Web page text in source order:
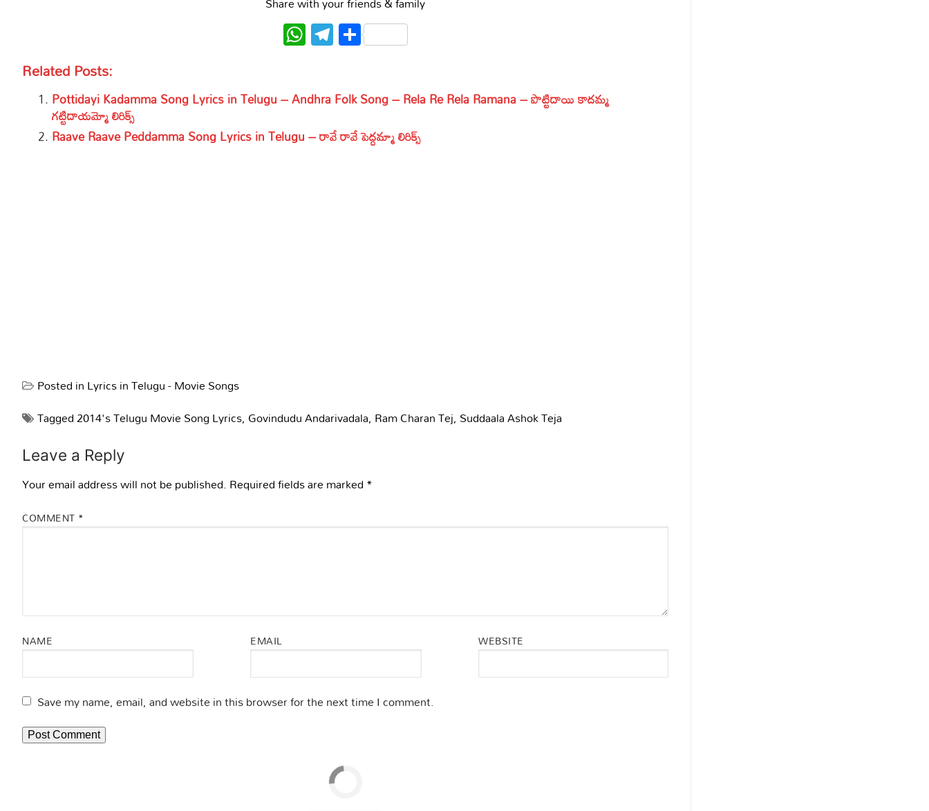
WhatsApp
Telegram
Share
Related Posts:
Pottidayi Kadamma Song Lyrics in Telugu – Andhra Folk Song – Rela Re Rela Ramana – పొట్టిదాయి కాదమ్మ
గట్టిదాయమ్మో లిరిక్స్
Raave Raave Peddamma Song Lyrics in Telugu – రావే రావే పెద్దమ్మా లిరిక్స్
Posted inLyrics in Telugu - Movie Songs
Tagged2014's Telugu Movie Song Lyrics, Govindudu Andarivadala, Ram Charan Tej, Suddaala Ashok Teja
Leave a Reply
Your email address will not be published. Required fields are marked*
COMMENT *
NAME EMAIL WEBSITE
Save my name, email, and website in this browser for the next time I comment.